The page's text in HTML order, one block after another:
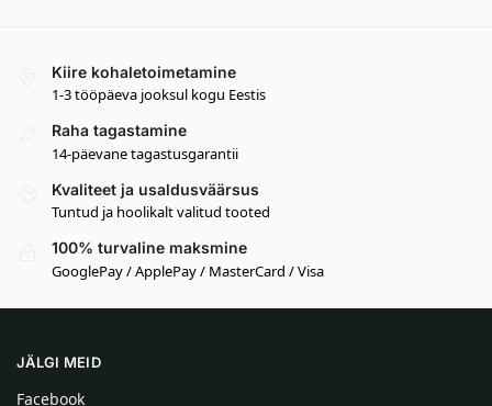
Kiire kohaletoimetamine
1-3 tööpäeva jooksul kogu Eestis
Raha tagastamine
14-päevane tagastusgarantii
Kvaliteet ja usaldusväärsus
Tuntud ja hoolikalt valitud tooted
100% turvaline maksmine
GooglePay / ApplePay / MasterCard / Visa
JÄLGI MEID
Facebook